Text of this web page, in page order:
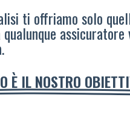
ti offriamo solo
È IL NOSTRO